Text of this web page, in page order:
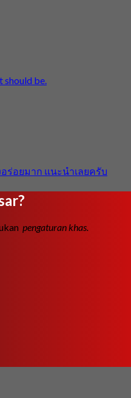
should be.
ร่อยมาก แนะนำเลยครับ
pengaturan khas.